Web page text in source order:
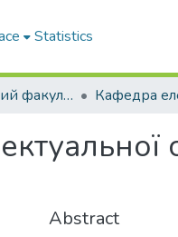
Statistics
Електротехнічний факультет
Abstract